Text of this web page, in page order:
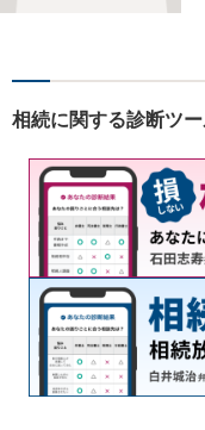
ど
相続に関する診断ツ